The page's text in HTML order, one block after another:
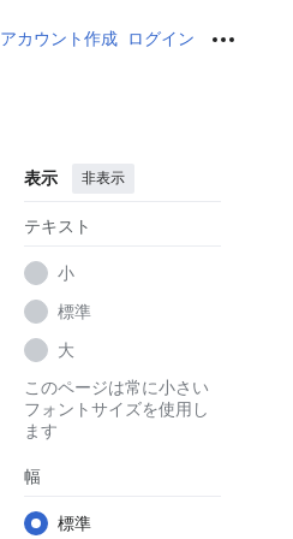
アカウント作成 ログイン 個人用ツ
表示 非表示
テキスト
小
標準
大
このページは常に小さい
フォントサイズを使用し
ます
幅
標準